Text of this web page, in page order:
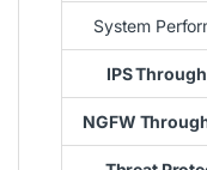
System
IPS
NGFW